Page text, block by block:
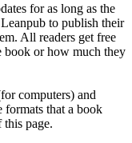
for as long as the
to publish their
All readers get free
book or how much they
computers) and
that a book
page.